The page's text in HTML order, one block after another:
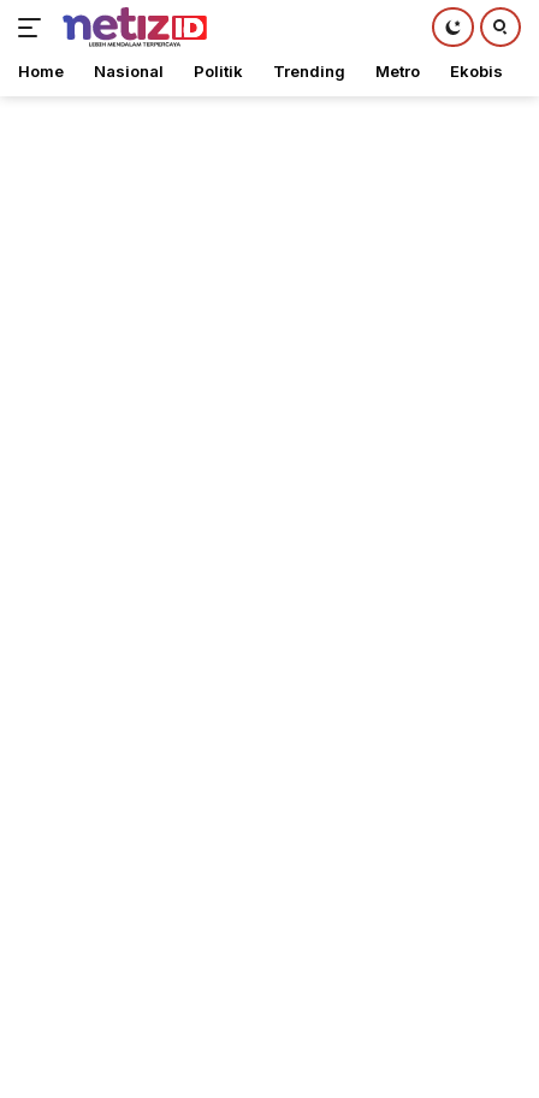
Home Nasional Politik Trending Metro Ekobis